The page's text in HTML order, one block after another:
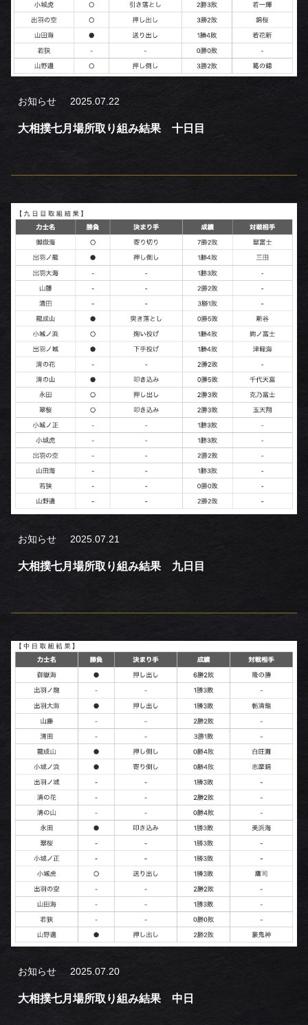
お知らせ 2025.07.22
大相撲七月場所取り組み結果 十日目
お知らせ 2025.07.21
大相撲七月場所取り組み結果 九日目
お知らせ 2025.07.20
大相撲七月場所取り組み結果 中日